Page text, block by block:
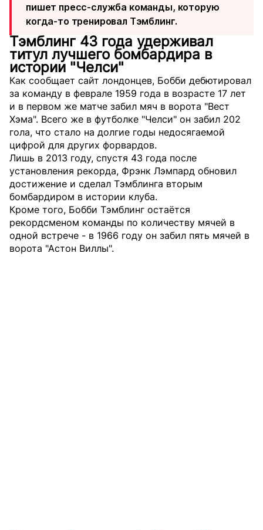
пишет пресс-служба команды, которую
когда-то тренировал Тэмблинг.
Тэмблинг 43 года удерживал
титул лучшего бомбардира в
истории "Челси"
Как сообщает сайт лондонцев, Бобби дебютировал
за команду в феврале 1959 года в возрасте 17 лет
и в первом же матче забил мяч в ворота "Вест
Хэма". Всего же в футболке "Челси" он забил 202
гола, что стало на долгие годы недосягаемой
цифрой для других форвардов.
Лишь в 2013 году, спустя 43 года после
установления рекорда, Фрэнк Лэмпард обновил
достижение и сделал Тэмблинга вторым
бомбардиром в истории клуба.
Кроме того, Бобби Тэмблинг остаётся
рекордсменом команды по количеству мячей в
одной встрече - в 1966 году он забил пять мячей в
ворота "Астон Виллы".